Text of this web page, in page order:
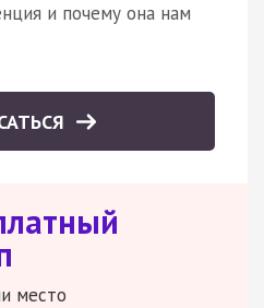
и почему она нам
место